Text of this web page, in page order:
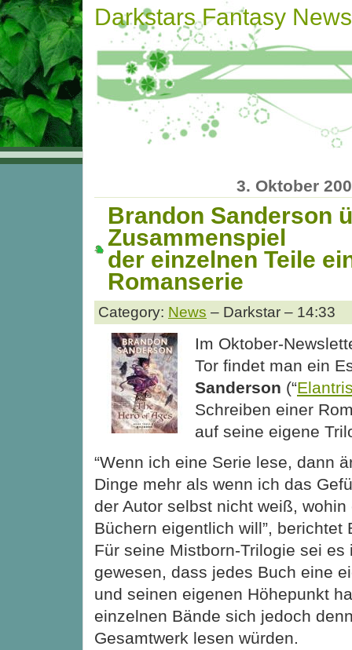
Darkstars Fantasy News
3. Oktober
Brandon Sanderson
Zusammenspiel
der einzelnen Teile
Romanserie
Category: News – Darkstar – 14:33
Im Oktober-
Tor findet man ein
Sanderson (“
Schreiben einer
auf seine eigene
“Wenn ich eine Serie lese, dann
Dinge mehr als wenn ich das
der Autor selbst nicht weiß,
Büchern eigentlich will”, berichtet
Für seine Mistborn-Trilogie sei es
gewesen, dass jedes Buch eine
und seinen eigenen Höhepunkt
einzelnen Bände sich jedoch
Gesamtwerk lesen würden.